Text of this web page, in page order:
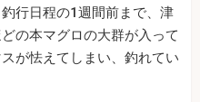
行日程の1週間前まで、津
の本マグロの大群が入って
が怯えてしまい、釣れてい